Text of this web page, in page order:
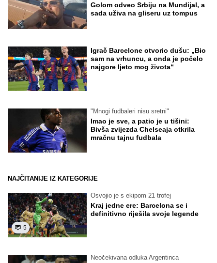
Golom odveo Srbiju na Mundijal, a
sada uživa na gliseru uz tompus
Igrač Barcelone otvorio dušu: „Bio
sam na vrhuncu, a onda je počelo
najgore ljeto mog života“
"Mnogi fudbaleri nisu sretni"
Imao je sve, a patio je u tišini:
Bivša zvijezda Chelseaja otkrila
mračnu tajnu fudbala
NAJČITANIJE IZ KATEGORIJE
5
Osvojio je s ekipom 21 trofej
Kraj jedne ere: Barcelona se i
definitivno riješila svoje legende
Neočekivana odluka Argentinca